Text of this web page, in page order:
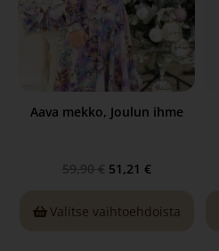
Aava mekko, Joulun ihme
59,90 € 51,21 €
Valitse vaihtoehdoista